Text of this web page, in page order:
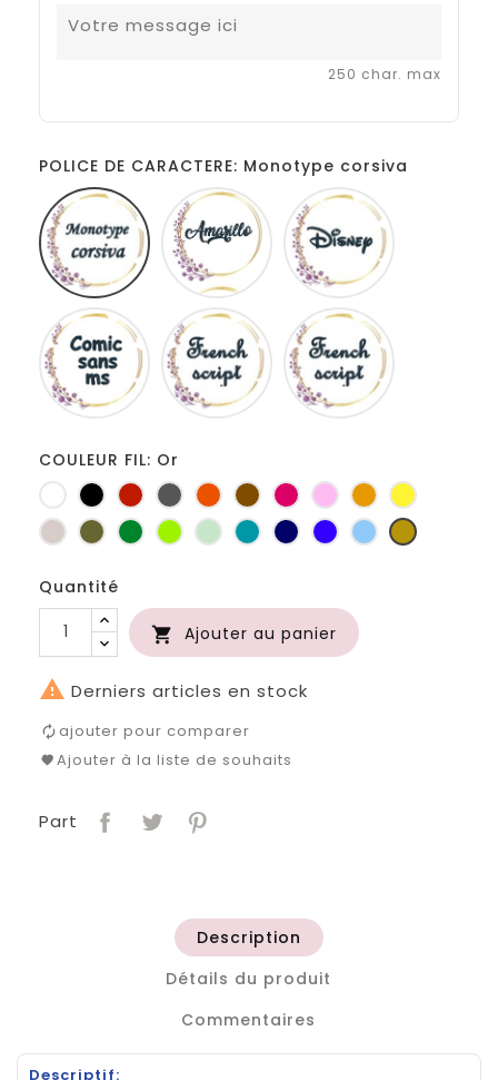
250 char. max
POLICE DE CARACTERE: Monotype corsiva
Monotype
corsiva
Amarillo
Comic
sans
ms
French
script
COULEUR FIL: Or
BlancNoir RougeGris
foncé
OrangeMarronFuchsia
RoseJaune
d'or
jaune
FicelleKaki Vert
bouteille
Anis Vert
d'eau
Turquoise
MarineBleu
roi
Bleu
clair
Or
Quantité
 Ajouter au panier
 Derniers articles en stock
ajouter pour comparer
Ajouter à la liste de souhaits
Part
Description
Détails du produit
Commentaires
Descriptif: